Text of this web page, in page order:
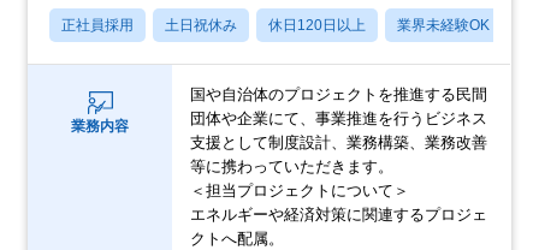
正社員採用 土日祝休み 休日120日以上 業界未経験OK
業務内容
国や自治体のプロジェクトを推進する民間
団体や企業にて、事業推進を行うビジネス
支援として制度設計、業務構築、業務改善
等に携わっていただきます。
＜担当プロジェクトについて＞
エネルギーや経済対策に関連するプロジェ
クトへ配属。